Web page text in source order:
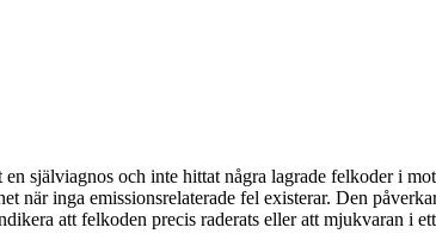
själviagnos och inte hittat några lagrade felkoder i
inga emissionsrelaterade fel existerar. Den
att felkoden precis raderats eller att mjukvaran i